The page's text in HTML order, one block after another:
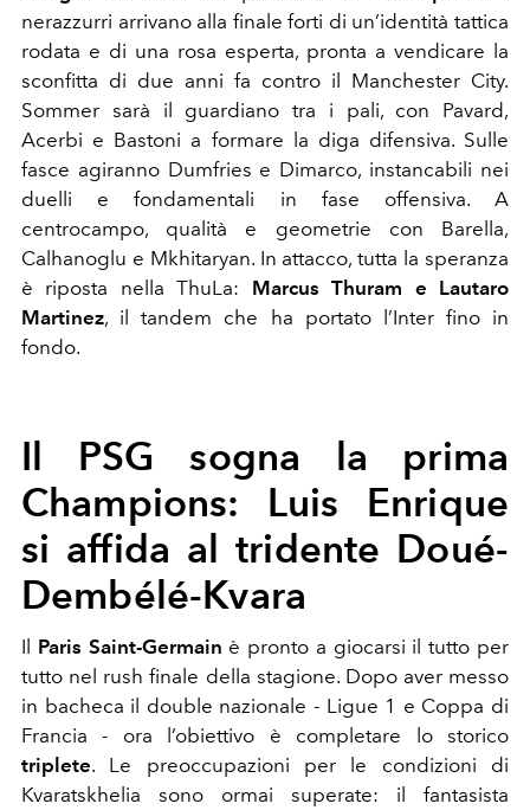
nerazzurri arrivano alla finale forti di un’identità tattica
rodata e di una rosa esperta, pronta a vendicare la
sconfitta di due anni fa contro il Manchester City.
Sommer sarà il guardiano tra i pali, con Pavard,
Acerbi e Bastoni a formare la diga difensiva. Sulle
fasce agiranno Dumfries e Dimarco, instancabili nei
duelli e fondamentali in fase offensiva. A
centrocampo, qualità e geometrie con Barella,
Calhanoglu e Mkhitaryan. In attacco, tutta la speranza
è riposta nella ThuLa: Marcus Thuram e Lautaro
Martinez, il tandem che ha portato l’Inter fino in
fondo.
Il PSG sogna la prima
Champions: Luis Enrique
si affida al tridente Doué-
Dembélé-Kvara
Il Paris Saint-Germain è pronto a giocarsi il tutto per
tutto nel rush finale della stagione. Dopo aver messo
in bacheca il double nazionale - Ligue 1 e Coppa di
Francia - ora l’obiettivo è completare lo storico
triplete. Le preoccupazioni per le condizioni di
Kvaratskhelia sono ormai superate: il fantasista